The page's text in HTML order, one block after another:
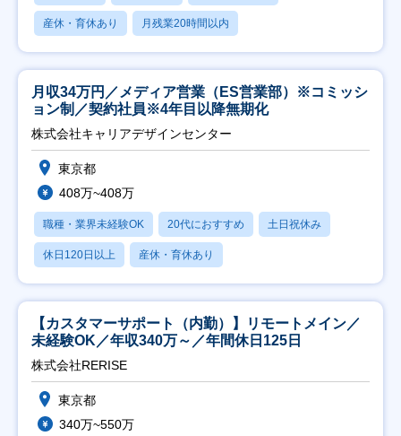
産休・育休あり 月残業20時間以内
月収34万円／メディア営業（ES営業部）※コミッシ
ョン制／契約社員※4年目以降無期化
株式会社キャリアデザインセンター
東京都
408万~408万
職種・業界未経験OK 20代におすすめ 土日祝休み
休日120日以上 産休・育休あり
【カスタマーサポート（内勤）】リモートメイン／
未経験OK／年収340万～／年間休日125日
株式会社RERISE
東京都
340万~550万